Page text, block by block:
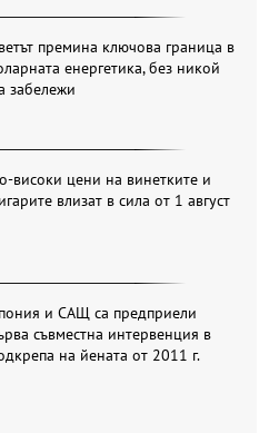
премина ключова граница в
енергетика, без никой
забележи
високи цени на винетките и
влизат в сила от 1 август
и САЩ са предприели
съвместна интервенция в
на йената от 2011 г.